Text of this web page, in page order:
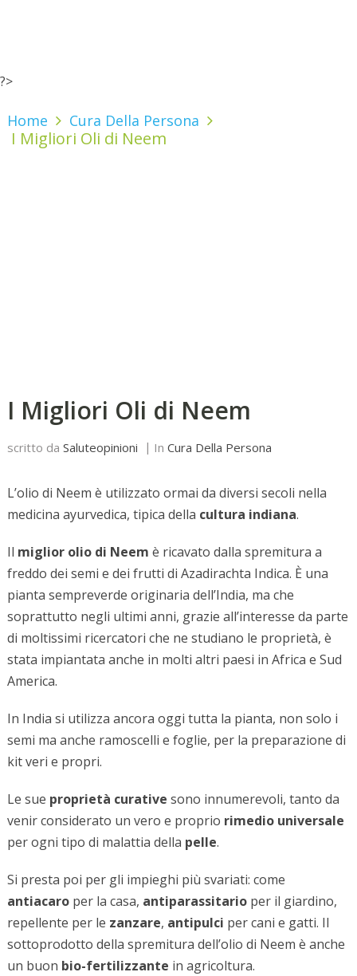
?>
Home Cura Della Persona
I Migliori Oli di Neem
I Migliori Oli di Neem
scritto da Saluteopinioni In Cura Della Persona
L’olio di Neem è utilizzato ormai da diversi secoli nella
medicina ayurvedica, tipica della cultura indiana.
Il miglior olio di Neem è ricavato dalla spremitura a
freddo dei semi e dei frutti di Azadirachta Indica. È una
pianta sempreverde originaria dell’India, ma che
soprattutto negli ultimi anni, grazie all’interesse da parte
di moltissimi ricercatori che ne studiano le proprietà, è
stata impiantata anche in molti altri paesi in Africa e Sud
America.
In India si utilizza ancora oggi tutta la pianta, non solo i
semi ma anche ramoscelli e foglie, per la preparazione di
kit veri e propri.
Le sue proprietà curative sono innumerevoli, tanto da
venir considerato un vero e proprio rimedio universale
per ogni tipo di malattia della pelle.
Si presta poi per gli impieghi più svariati: come
antiacaroper la casa, antiparassitarioper il giardino,
repellente per le zanzare, antipulci per cani e gatti. Il
sottoprodotto della spremitura dell’olio di Neem è anche
un buon bio-fertilizzante in agricoltura.